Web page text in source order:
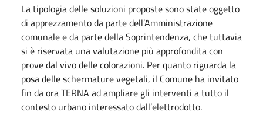
La tipologia delle soluzioni proposte sono state oggetto
di apprezzamento da parte dell’Amministrazione
comunale e da parte della Soprintendenza, che tuttavia
si è riservata una valutazione più approfondita con
prove dal vivo delle colorazioni. Per quanto riguarda la
posa delle schermature vegetali, il Comune ha invitato
fin da ora TERNA ad ampliare gli interventi a tutto il
contesto urbano interessato dall’elettrodotto.